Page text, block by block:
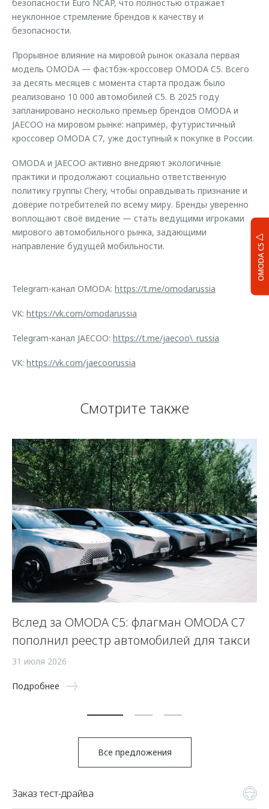
OMODA C5
безопасности Euro NCAP, что полностью отражает
неуклонное стремление брендов к качеству и
безопасности.
Прорывное влияние на мировой рынок оказала первая
модель OMODA — фастбэк-кроссовер OMODA C5. Всего
за десять месяцев с момента старта продаж было
реализовано 10 000 автомобилей C5. В 2025 году
запланировано несколько премьер брендов OMODA и
JAECOO на мировом рынке: например, футуристичный
кроссовер OMODA C7, уже доступный к покупке в России.
OMODA и JAECOO активно внедряют экологичные
практики и продолжают социально ответственную
политику группы Chery, чтобы оправдывать признание и
доверие потребителей по всему миру. Бренды уверенно
воплощают своё видение — стать ведущими игроками
мирового автомобильного рынка, задающими
направление будущей мобильности.
Telegram-канал OMODA: https://t.me/omodarussia
VK: https://vk.com/omodarussia
Telegram-канал JAECOO: https://t.me/jaecoo\_russia
VK: https://vk.com/jaecoorussia
Смотрите также
Вслед за OMODA C5: флагман OMODA C7
пополнил реестр автомобилей для такси
31 июля 2026
Подробнее
Все предложения
Заказ тест-драйва